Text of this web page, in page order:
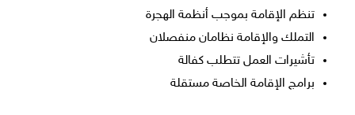
تنظم الإقامة بموجب أنظمة الهجرة
التملك والإقامة نظامان منفصلان
تأشيرات العمل تتطلب كفالة
برامج الإقامة الخاصة مستقلة